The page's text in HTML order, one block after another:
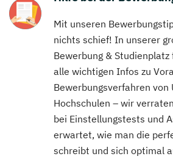
Mit unseren
nichts schief! In unserer
Bewerbung &
alle wichtigen Infos zu
Bewerbungsverfahren von
Hochschulen – wir
bei Einstellungstests und
erwartet, wie man die
schreibt und sich optimal